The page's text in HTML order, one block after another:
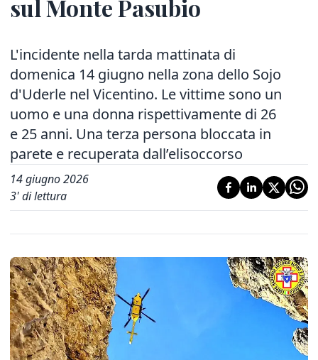
sul Monte Pasubio
L'incidente nella tarda mattinata di
domenica 14 giugno nella zona dello Sojo
d'Uderle nel Vicentino. Le vittime sono un
uomo e una donna rispettivamente di 26
e 25 anni. Una terza persona bloccata in
parete e recuperata dall’elisoccorso
14 giugno 2026
3' di lettura